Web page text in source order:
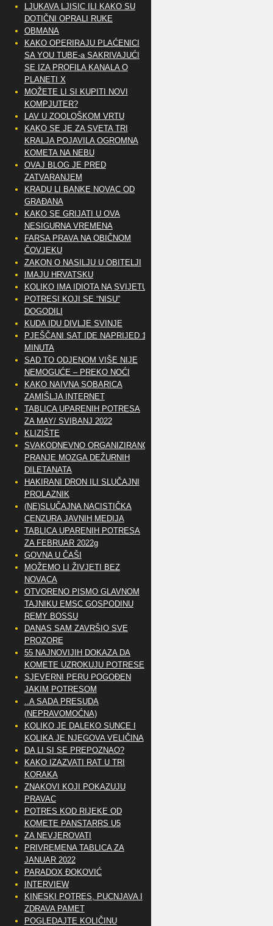
LJUKAVA LJISIC ILI KAKO SU
DOTIČNI OPRALI RUKE
OBMANA
KAKO OPERIRAJU PLAĆENICI
SA YOU TUBE-a SAKRIVAJUĆI
SE IZA PROFILA KANALA O
PLANETI X
MOŽETE LI SI KUPITI NOVI
KOMPJUTER?
LAV U ZOOLOŠKOM VRTU
KAKO SE JE ZA SVETA TRI
KRALJA POJAVILA OGROMNA
KOMETA NA NEBU
OVAJ BLOG JE PRED
ZATVARANJEM
KRADU LI BANKE NOVAC OD
GRAĐANA
KAKO SE GRIJATI U OVA
NESIGURNA VREMENA
FARSA PRAVA NA OBIČNOM
ČOVJEKU
ZAKON O NASILJU U OBITELJI
IMAJU HRVATSKU
KOLIKO IMA IDIOTA NA SVIJETU?
POTRESI KOJI SE “NISU”
DOGODILI
KUDA IDU DIVLJE SVINJE
PJEŠČANI SAT IDE NAPRIJED 10
MINUTA
SAD TO ODJENOM VIŠE NIJE
NEMOGUĆE – PREKO NOĆI
KAKO NAIVNA SOBARICA
ZAMIŠLJA INTERNET
TABLICA UPARENIH POTRESA
ZA MAY/ SVIBANJ 2022
KLIZIŠTE
SVAKODNEVNO ORGANIZIRANO
PRANJE MOZGA DEŽURNIH
DILETANATA
HAKIRANI DRON ILI SLUČAJNI
PROLAZNIK
(NE)SLUČAJNA NACISTIČKA
CENZURA JAVNIH MEDIJA
TABLICA UPARENIH POTRESA
ZA FEBRUAR 2022g
GOVNA U ČAŠI
MOŽEMO LI ŽIVJETI BEZ
NOVACA
OTVORENO PISMO GLAVNOM
TAJNIKU EMSC GOSPODINU
REMY BOSSU
DANAS SAM ZAVRŠIO SVE
PROZORE
55 NAJNOVIJIH DOKAZA DA
KOMETE UZROKUJU POTRESE
SJEVERNI PERU POGOĐEN
JAKIM POTRESOM
..A SADA PRESUDA
(NEPRAVOMOĆNA)
KOLIKO JE DALEKO SUNCE I
KOLIKA JE NJEGOVA VELIČINA
DA LI SI SE PREPOZNAO?
KAKO IZAZVATI RAT U TRI
KORAKA
ZNAKOVI KOJI POKAZUJU
PRAVAC
POTRES KOD RIJEKE OD
KOMETE PANSTARRS U5
ZA NEVJEROVATI
PRIVREMENA TABLICA ZA
JANUAR 2022
PARADOX ĐOKOVIĆ
INTERVIEW
KINESKI POTRES, PUCNJAVA I
ZDRAVA PAMET
POGLEDAJTE KOLIČINU